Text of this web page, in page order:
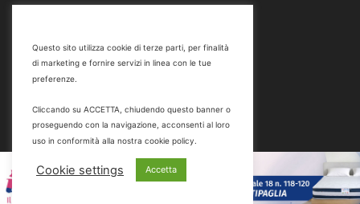
Email
marketing@battipaglia1929.it
carminegaldi@virgilio.it
Questo sito utilizza cookie di terze parti, per finalità
di marketing e fornire servizi in linea con le tue
preferenze.
Cliccando su ACCETTA, chiudendo questo banner o
proseguendo con la navigazione, acconsenti al loro
uso in conformità alla nostra cookie policy.
Cookie settings Accetta